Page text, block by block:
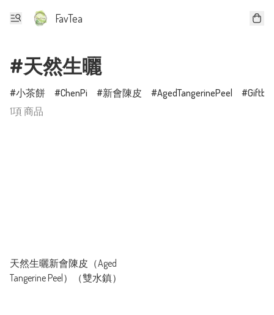
FavTea
#天然生曬
小茶餅 ChenPi 新會陳皮 AgedTangerinePeel
1項 商品
天然生曬新會陳皮（Aged
Tangerine Peel）（雙水鎮）